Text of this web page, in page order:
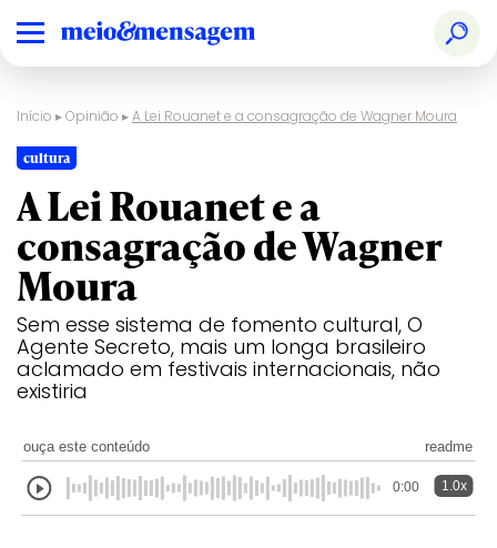
Início ▸Opinião ▸A Lei Rouanet e a consagração de Wagner Moura
cultura
A Lei Rouanet e a
consagração de Wagner
Moura
Sem esse sistema de fomento cultural, O
Agente Secreto, mais um longa brasileiro
aclamado em festivais internacionais, não
existiria
ouça este conteúdo readme
0:00 1.0x